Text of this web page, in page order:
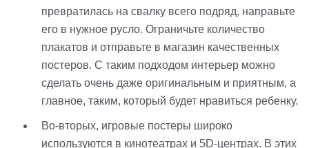
превратилась на свалку всего подряд, направьте
его в нужное русло. Ограничьте количество
плакатов и отправьте в магазин качественных
постеров. С таким подходом интерьер можно
сделать очень даже оригинальным и приятным, а
главное, таким, который будет нравиться ребенку.
Во-вторых, игровые постеры широко
используются в кинотеатрах и 5D-центрах. В этих